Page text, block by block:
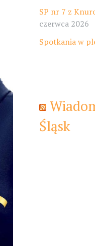
SP nr 7 z
czerwca 2026
Spotkania w
Śląsk